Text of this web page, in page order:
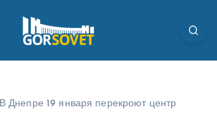
В Днепре 19 января перекроют центр